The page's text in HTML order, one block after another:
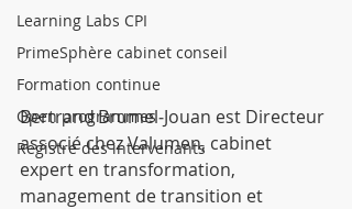
Learning Labs CPI
PrimeSphère cabinet conseil
Formation continue
Open programmes
Registre des intervenants
Bertrand Brumel‑Jouan est Directeur
associé chez Valumen, cabinet
expert en transformation,
management de transition et